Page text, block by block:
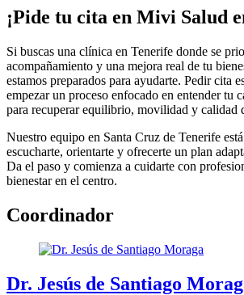
¡Pide tu cita en Mivi Salud
Si buscas una clínica en Tenerife donde se
acompañamiento y una mejora real de tu
estamos preparados para ayudarte. Pedir cita
empezar un proceso enfocado en entender tu
para recuperar equilibrio, movilidad y calidad
Nuestro equipo en Santa Cruz de Tenerife
escucharte, orientarte y ofrecerte un plan
Da el paso y comienza a cuidarte con
bienestar en el centro.
Coordinador
Dr. Jesús de Santiago